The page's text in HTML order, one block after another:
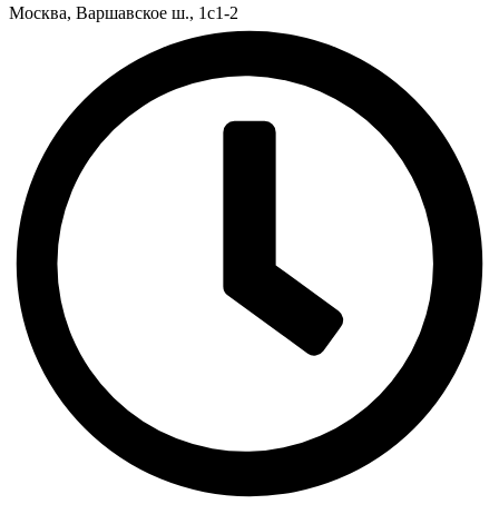
Москва, Варшавское ш., 1с1-2